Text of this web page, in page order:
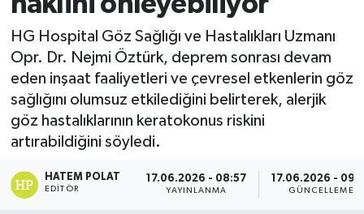
HG Hospital Göz Sağlığı ve Hastalıkları Uzmanı
Opr. Dr. Nejmi Öztürk, deprem sonrası devam
eden inşaat faaliyetleri ve çevresel etkenlerin göz
sağlığını olumsuz etkilediğini belirterek, alerjik
göz hastalıklarının keratokonus riskini
artırabildiğini söyledi.
HATEM POLAT
EDITÖR
17.06.2026 - 08:57
YAYINLANMA
17.06.2026 -
GÜNCELLEME